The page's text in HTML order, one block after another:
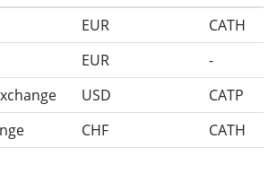
EUR
CATH
EUR
-
USD
CATP
CHF CATH